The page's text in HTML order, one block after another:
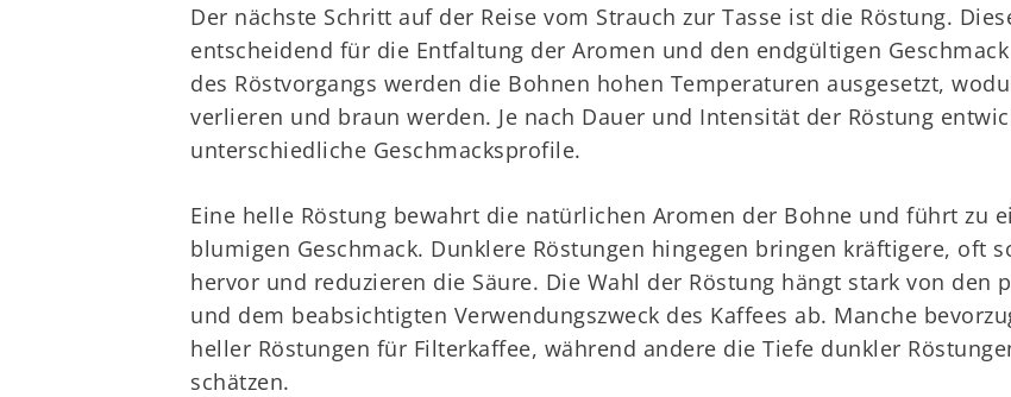
Der nächste Schritt auf der Reise vom Strauch zur Tasse ist die Röstung.
entscheidend für die Entfaltung der Aromen und den endgültigen
des Röstvorgangs werden die Bohnen hohen Temperaturen ausgesetzt,
verlieren und braun werden. Je nach Dauer und Intensität der Röstung
unterschiedliche Geschmacksprofile.
Eine helle Röstung bewahrt die natürlichen Aromen der Bohne und führt zu
blumigen Geschmack. Dunklere Röstungen hingegen bringen kräftigere, oft
hervor und reduzieren die Säure. Die Wahl der Röstung hängt stark von den
und dem beabsichtigten Verwendungszweck des Kaffees ab. Manche
heller Röstungen für Filterkaffee, während andere die Tiefe dunkler
schätzen.